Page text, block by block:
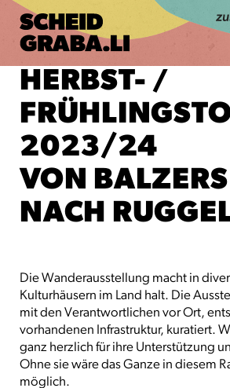
HERBST- /
2023/24
VON
NACH
Die Wanderausstellung macht in
Kulturhäusern im Land halt. Die
mit den Verantwortlichen vor Ort,
vorhandenen Infrastruktur, kuratiert.
ganz herzlich für ihre Unterstützung
Ohne sie wäre das Ganze in diesem
möglich.